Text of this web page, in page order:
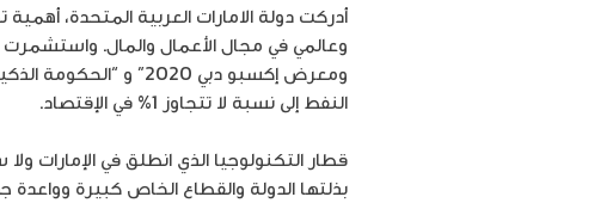
أدركت دولة الامارات العربية المتحدة،
ومعرض إكسبو دبي
النفط إلى نسبة لا تتجاوز 1% في الإقتصاد.
قطار التكنولوجيا الذي انطلق في الإمارات
بذلتها الدولة والقطاع الخاص كبيرة وواعدة